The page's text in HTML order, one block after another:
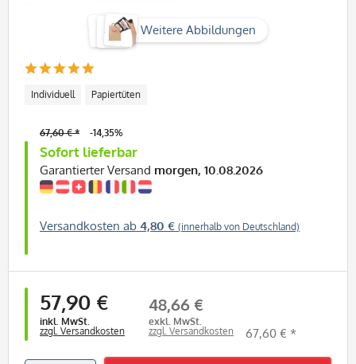
Weitere Abbildungen
Individuell Papiertüten
Sofort lieferbar
Garantierter Versand morgen, 10.08.2026
Versandkosten ab 4,80 € (innerhalb von Deutschland)
67,60 € * -14,35%
57,90 €
inkl. MwSt.
zzgl. Versandkosten
48,66 €
exkl. MwSt.
zzgl. Versandkosten
67,60 € *